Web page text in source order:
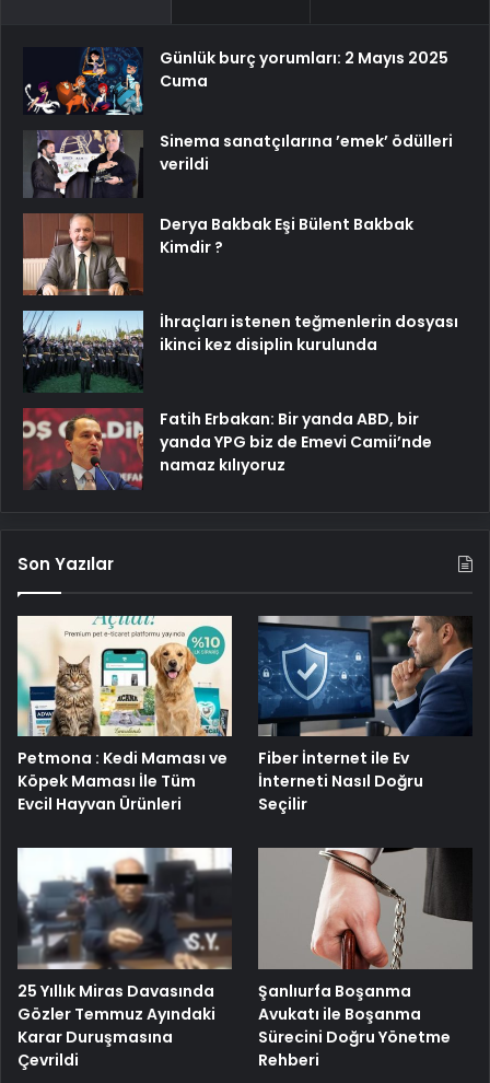
Günlük burç yorumları: 2 Mayıs 2025
Cuma
Sinema sanatçılarına ’emek’ ödülleri
verildi
Derya Bakbak Eşi Bülent Bakbak
Kimdir ?
İhraçları istenen teğmenlerin dosyası
ikinci kez disiplin kurulunda
Fatih Erbakan: Bir yanda ABD, bir
yanda YPG biz de Emevi Camii’nde
namaz kılıyoruz
Son Yazılar
Petmona : Kedi Maması ve
Köpek Maması İle Tüm
Evcil Hayvan Ürünleri
Fiber İnternet ile Ev
İnterneti Nasıl Doğru
Seçilir
25 Yıllık Miras Davasında
Gözler Temmuz Ayındaki
Karar Duruşmasına
Çevrildi
Şanlıurfa Boşanma
Avukatı ile Boşanma
Sürecini Doğru Yönetme
Rehberi